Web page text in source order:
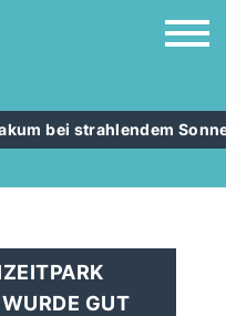
bei strahlendem
GUT